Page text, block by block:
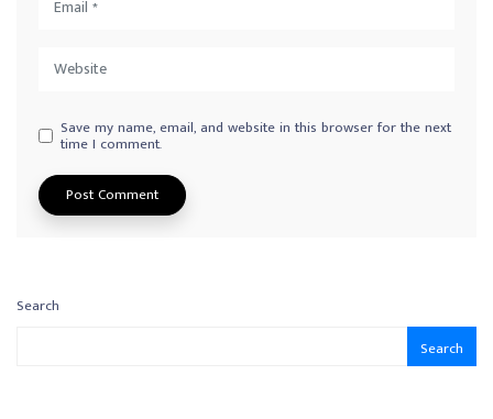
Save my name, email, and website in this browser for the next
time I comment.
Search
Search